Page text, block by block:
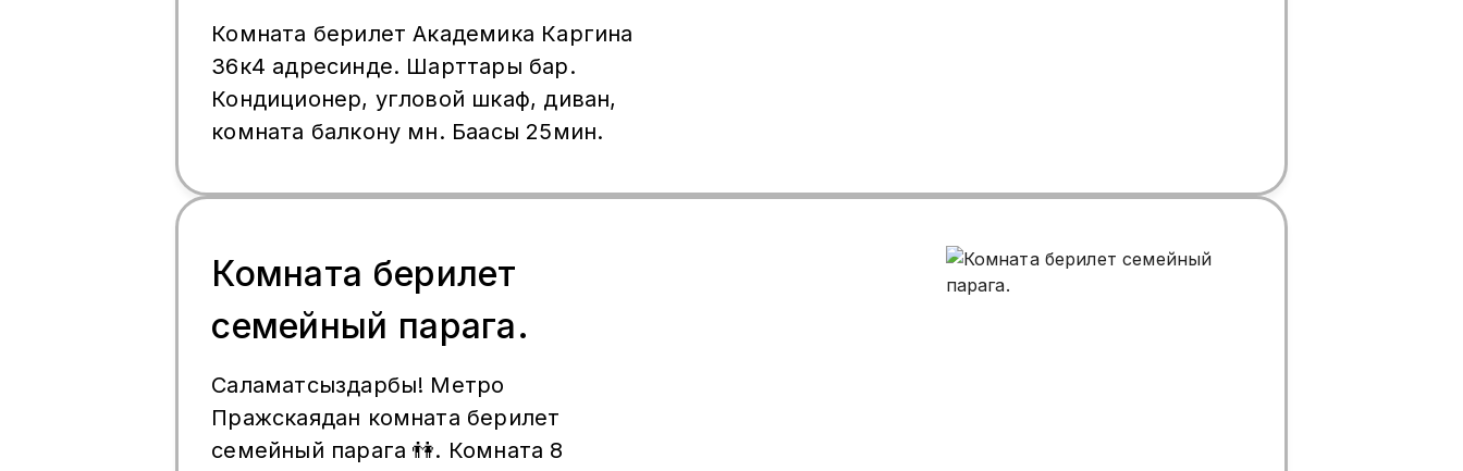
Комната берилет Академика Каргина
36к4 адресинде. Шарттары бар.
Кондиционер, угловой шкаф, диван,
комната балкону мн. Баасы 25мин.
Комната берилет
семейный парага.
Саламатсыздарбы! Метро
Пражскаядан комната берилет
семейный парага 👫. Комната 8